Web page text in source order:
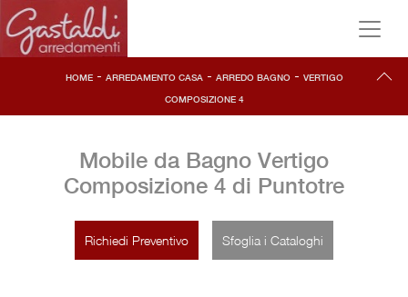
HOME- ARREDAMENTO CASA- ARREDO BAGNO - VERTIGO
COMPOSIZIONE 4
Mobile da Bagno Vertigo
Composizione 4 di Puntotre
Richiedi Preventivo Sfoglia i Cataloghi